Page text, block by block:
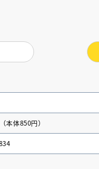
本体850円）